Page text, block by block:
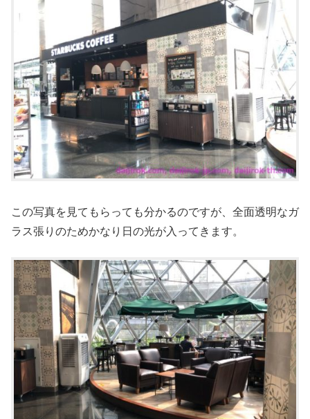
この写真を見てもらっても分かるのですが、全面透明なガ
ラス張りのためかなり日の光が入ってきます。